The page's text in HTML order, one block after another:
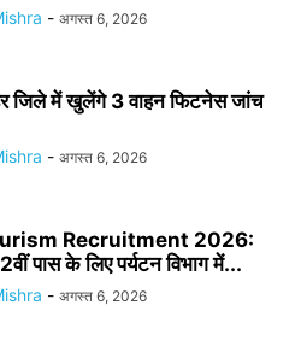
- अगस्त 6, 2026
जिले में खुलेंगे 3 वाहन फिटनेस जांच
- अगस्त 6, 2026
Recruitment 2026:
पास के लिए पर्यटन विभाग में...
- अगस्त 6, 2026